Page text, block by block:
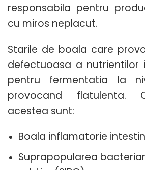
responsabila pentru
cu miros neplacut.
Starile de boala care
defectuoasa a nutrientilor
pentru fermentatia la
provocand flatulenta.
acestea sunt:
Boala inflamatorie
Suprapopularea